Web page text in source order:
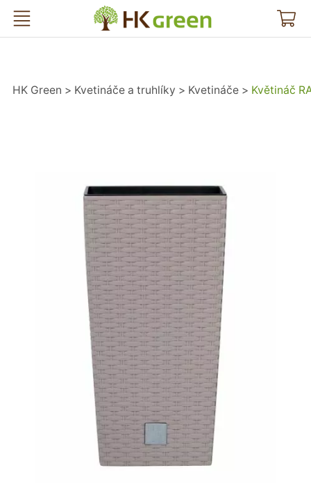
HK Green
HK Green Kvetináče a truhlíky Kvetináče Květináč